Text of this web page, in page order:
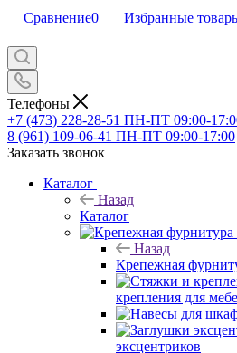
Сравнение0 Избранные
Телефоны
+7 (473) 228-28-51 ПН-ПТ 09:00-
8 (961) 109-06-41 ПН-ПТ 09:00-17:00
Заказать звонок
Каталог
Назад
Каталог
Назад
Крепежная
крепления для
эксцентриков